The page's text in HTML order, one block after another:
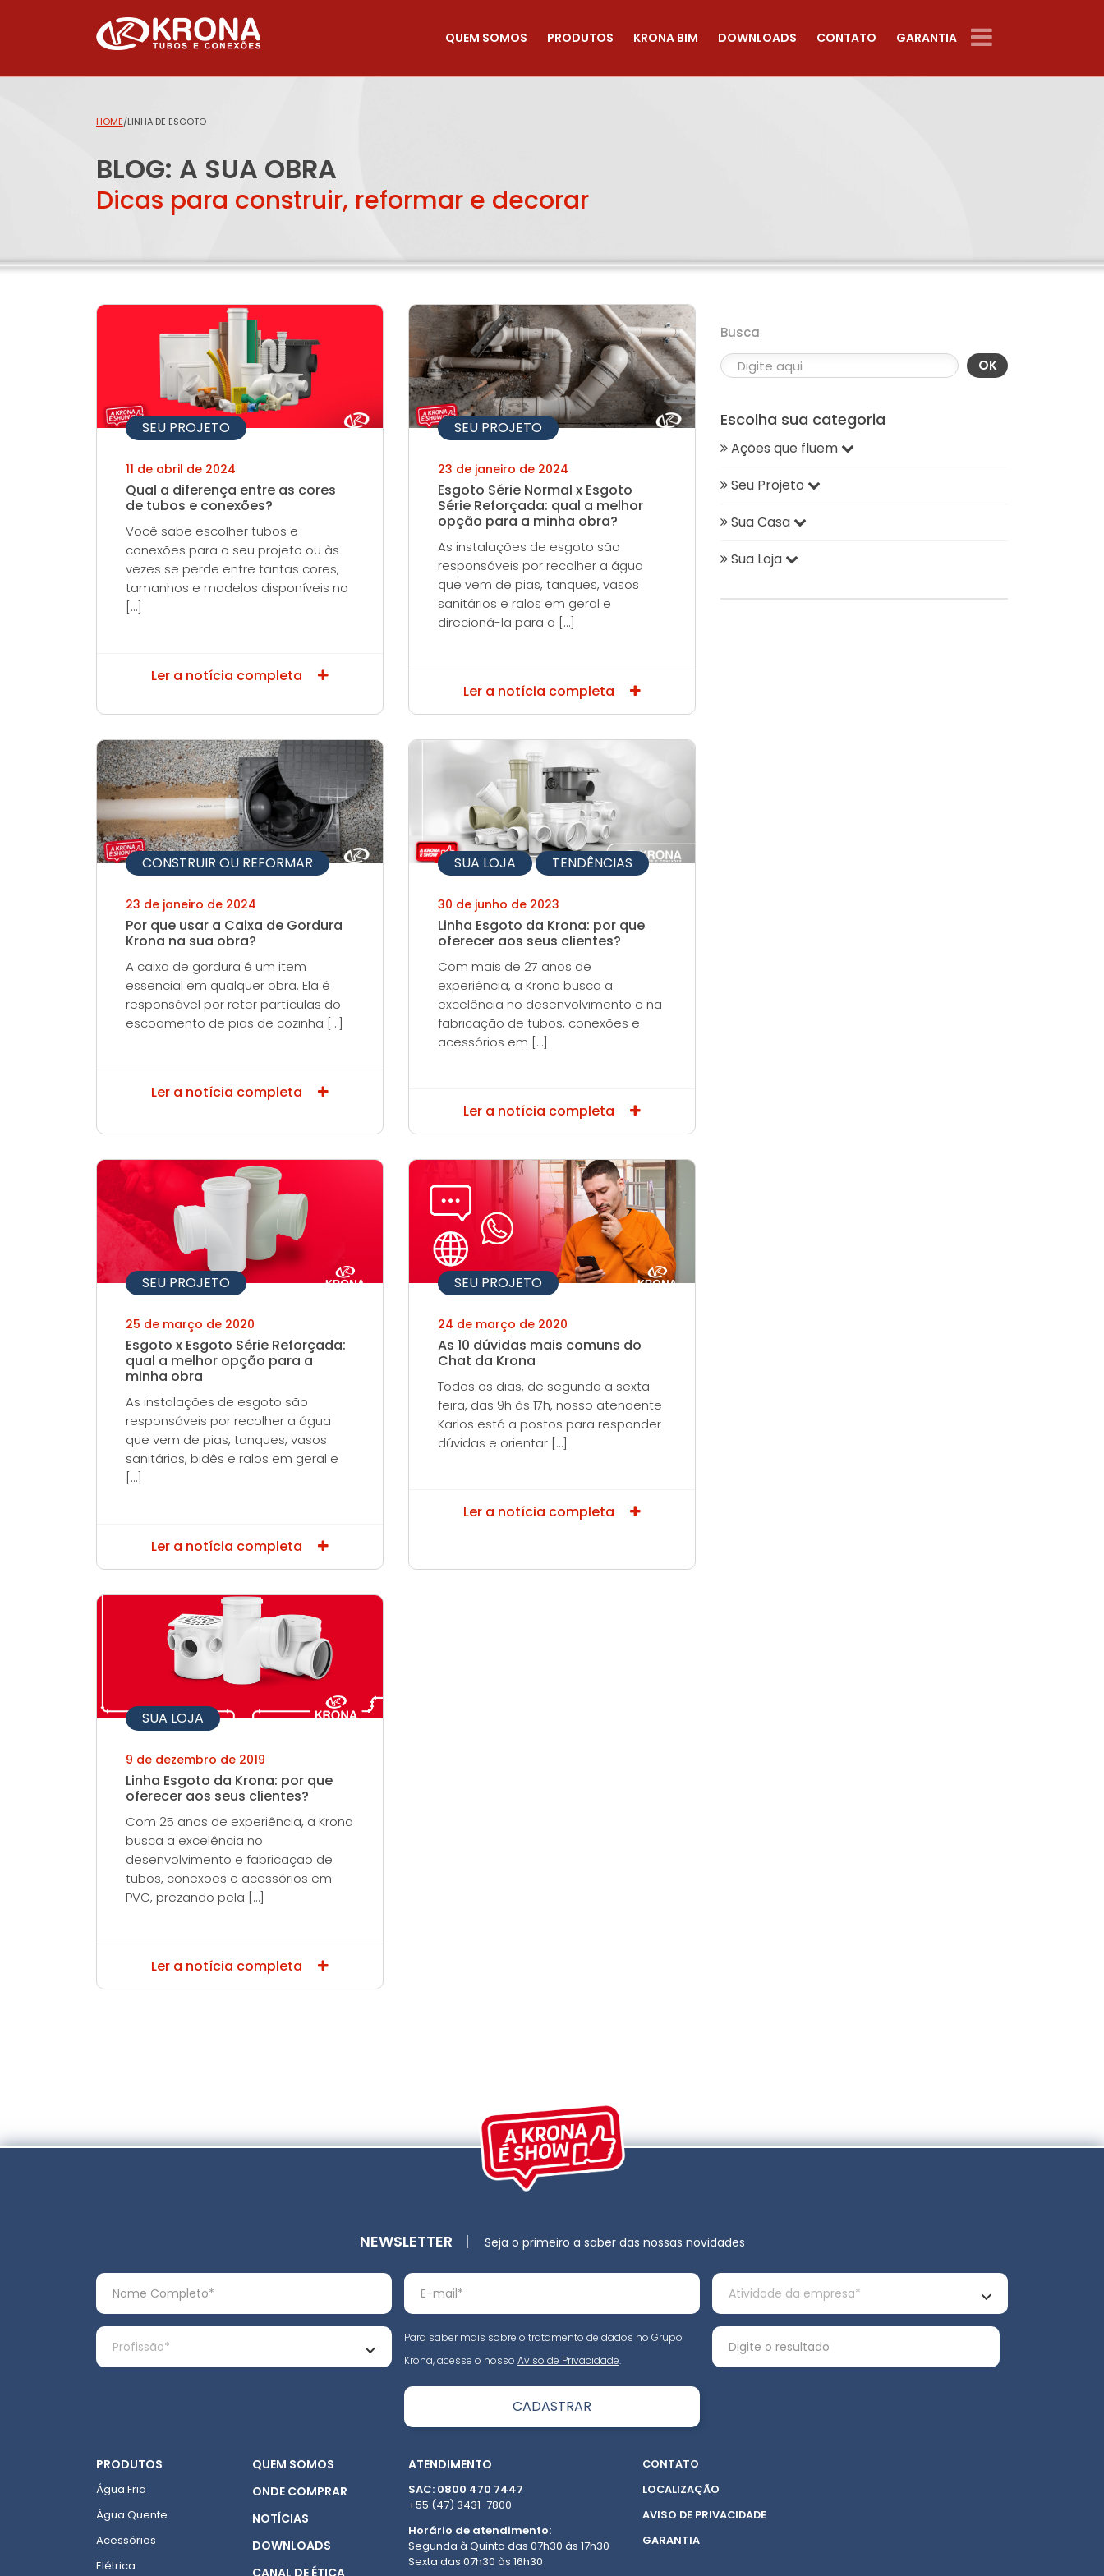
QUEM SOMOS PRODUTOS KRONA BIM DOWNLOADS CONTATO GARANTIA
HOME/LINHA DE ESGOTO
BLOG: A SUA OBRA
Dicas para construir, reformar e decorar
SEU PROJETO
11 de abril de 2024
Qual a diferença entre as cores
de tubos e conexões?
Você sabe escolher tubos e
conexões para o seu projeto ou às
vezes se perde entre tantas cores,
tamanhos e modelos disponíveis no
[…]
Ler a notícia completa
SEU PROJETO
23 de janeiro de 2024
Esgoto Série Normal x Esgoto
Série Reforçada: qual a melhor
opção para a minha obra?
As instalações de esgoto são
responsáveis por recolher a água
que vem de pias, tanques, vasos
sanitários e ralos em geral e
direcioná-la para a […]
Ler a notícia completa
CONSTRUIR OU REFORMAR
23 de janeiro de 2024
Por que usar a Caixa de Gordura
Krona na sua obra?
A caixa de gordura é um item
essencial em qualquer obra. Ela é
responsável por reter partículas do
escoamento de pias de cozinha […]
Ler a notícia completa
SUA LOJA TENDÊNCIAS
30 de junho de 2023
Linha Esgoto da Krona: por que
oferecer aos seus clientes?
Com mais de 27 anos de
experiência, a Krona busca a
excelência no desenvolvimento e na
fabricação de tubos, conexões e
acessórios em […]
Ler a notícia completa
SEU PROJETO
25 de março de 2020
Esgoto x Esgoto Série Reforçada:
qual a melhor opção para a
minha obra
As instalações de esgoto são
responsáveis por recolher a água
que vem de pias, tanques, vasos
sanitários, bidês e ralos em geral e
[…]
Ler a notícia completa
SEU PROJETO
24 de março de 2020
As 10 dúvidas mais comuns do
Chat da Krona
Todos os dias, de segunda a sexta
feira, das 9h às 17h, nosso atendente
Karlos está a postos para responder
dúvidas e orientar […]
Ler a notícia completa
SUA LOJA
9 de dezembro de 2019
Linha Esgoto da Krona: por que
oferecer aos seus clientes?
Com 25 anos de experiência, a Krona
busca a excelência no
desenvolvimento e fabricação de
tubos, conexões e acessórios em
PVC, prezando pela […]
Ler a notícia completa
Busca
OK
Escolha sua categoria
Ações que fluem
Seu Projeto
Sua Casa
Sua Loja
NEWSLETTER | Seja o primeiro a saber das nossas novidades
Para saber mais sobre o tratamento de dados no Grupo
Krona, acesse o nosso Aviso de Privacidade.
PRODUTOS
Água Fria
Água Quente
Acessórios
Elétrica
QUEM SOMOS
ONDE COMPRAR
NOTÍCIAS
DOWNLOADS
CANAL DE ÉTICA
ATENDIMENTO
SAC: 0800 470 7447
+55 (47) 3431-7800
Horário de atendimento:
Segunda à Quinta das 07h30 às 17h30
Sexta das 07h30 às 16h30
CONTATO
LOCALIZAÇÃO
AVISO DE PRIVACIDADE
GARANTIA